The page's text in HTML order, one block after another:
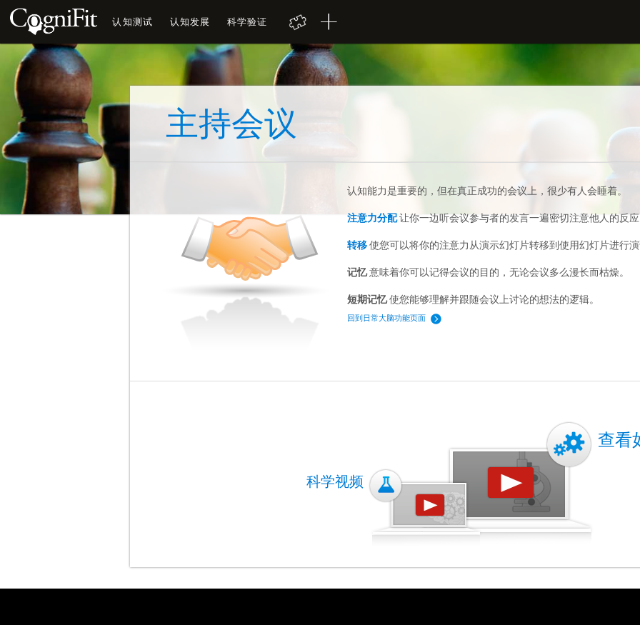
认知测试 认知发展 科学验证
主持会议
认知能力是重要的，但在真正成功的会议上，很少有人会睡着。
注意力分配让你一边听会议参与者的发言一遍密切注意他人的反
转移使您可以将你的注意力从演示幻灯片转移到使用幻灯片进行
记忆意味着你可以记得会议的目的，无论会议多么漫长而枯燥。
短期记忆使您能够理解并跟随会议上讨论的想法的逻辑。
回到日常大脑功能页面
科学视频
查看